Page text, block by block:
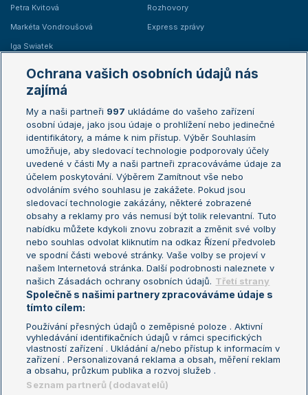
Petra Kvitová
Markéta Vondroušová
Iga Swiatek
Rozhovory
Express zprávy
Žebříčky
Žebříček ATP (muži)
Žebříček WTA (ženy)
Sázkařský žebříček
Australian Open
French Open
Wimbledon
US Open
Turnaj mistrů
Turnaj mistryň
Aktualní trendy
Fotbalové přestupy
Livesport Daily
LS Prague Open
Podmínky užití
Nastavení soukromí
GDPR a žurnalistika
Reklama
Kontakt
Informace o zpracování osobních
údajů
Ochrana vašich osobních údajů nás
zajímá
My a naši partneři 997 ukládáme do vašeho zařízení
osobní údaje, jako jsou údaje o prohlížení nebo jedinečné
identifikátory, a máme k nim přístup. Výběr Souhlasím
umožňuje, aby sledovací technologie podporovaly účely
uvedené v části My a naši partneři zpracováváme údaje za
účelem poskytování. Výběrem Zamítnout vše nebo
odvoláním svého souhlasu je zakážete. Pokud jsou
sledovací technologie zakázány, některé zobrazené
obsahy a reklamy pro vás nemusí být tolik relevantní. Tuto
nabídku můžete kdykoli znovu zobrazit a změnit své volby
nebo souhlas odvolat kliknutím na odkaz Řízení předvoleb
ve spodní části webové stránky. Vaše volby se projeví v
našem Internetová stránka. Další podrobnosti naleznete v
našich Zásadách ochrany osobních údajů. Třetí strany
Společně s našimi partnery zpracováváme údaje s
tímto cílem:
Používání přesných údajů o zeměpisné poloze . Aktivní
vyhledávání identifikačních údajů v rámci specifických
vlastností zařízení . Ukládání a/nebo přístup k informacím v
zařízení . Personalizovaná reklama a obsah, měření reklam
a obsahu, průzkum publika a rozvoj služeb .
Seznam partnerů (dodavatelů)